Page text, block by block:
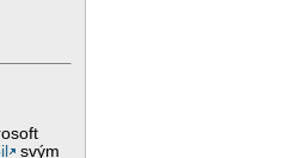
svým